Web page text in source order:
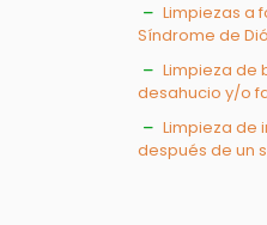
Limpiezas a
Síndrome de
Limpieza de
desahucio y/o
Limpieza de
después de un